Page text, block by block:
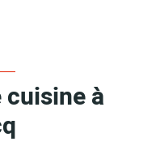
cuisine à